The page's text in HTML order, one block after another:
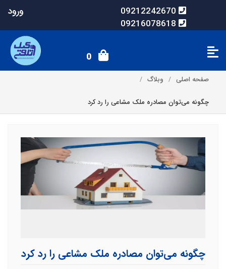
09212242670
09216078618
ورود
0
صفحه اصلی وبلاگ
چگونه می‌توان مصادره ملک مشاعی را رد کرد
چگونه می‌توان مصادره ملک مشاعی را رد کرد